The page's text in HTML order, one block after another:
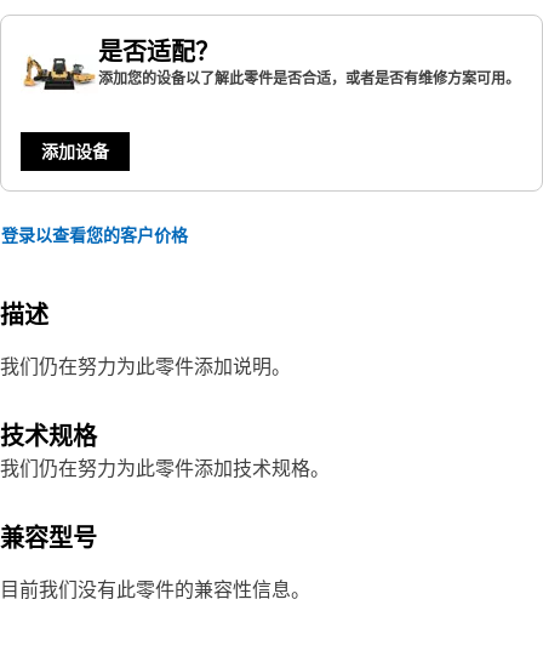
是否适配？
添加您的设备以了解此零件是否合适，或者是否有维修方案可用。
添加设备
登录以查看您的客户价格
描述
我们仍在努力为此零件添加说明。
技术规格
我们仍在努力为此零件添加技术规格。
兼容型号
目前我们没有此零件的兼容性信息。